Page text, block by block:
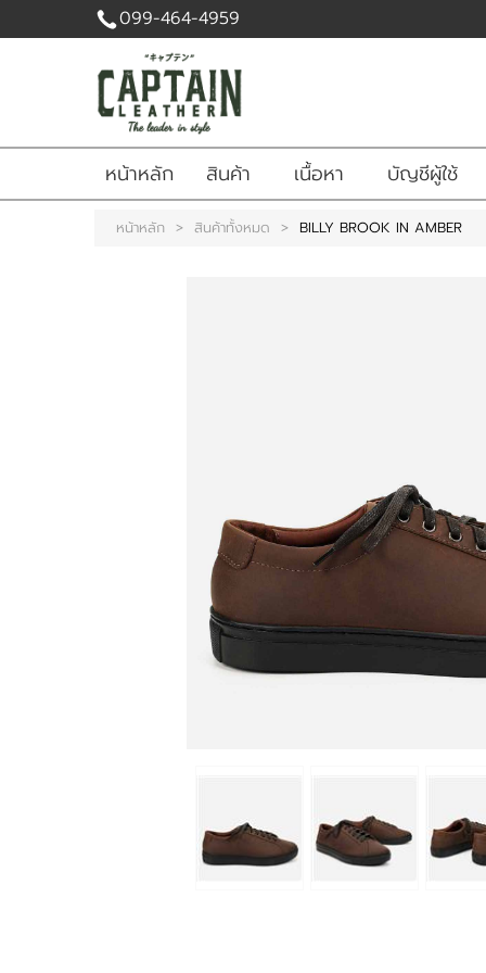
สมัคร
099-464-4959
หน้าหลัก สินค้า เนื้อหา บัญชีผู้ใช้
หน้าหลัก > สินค้าทั้งหมด > BILLY BROOK IN AMBER